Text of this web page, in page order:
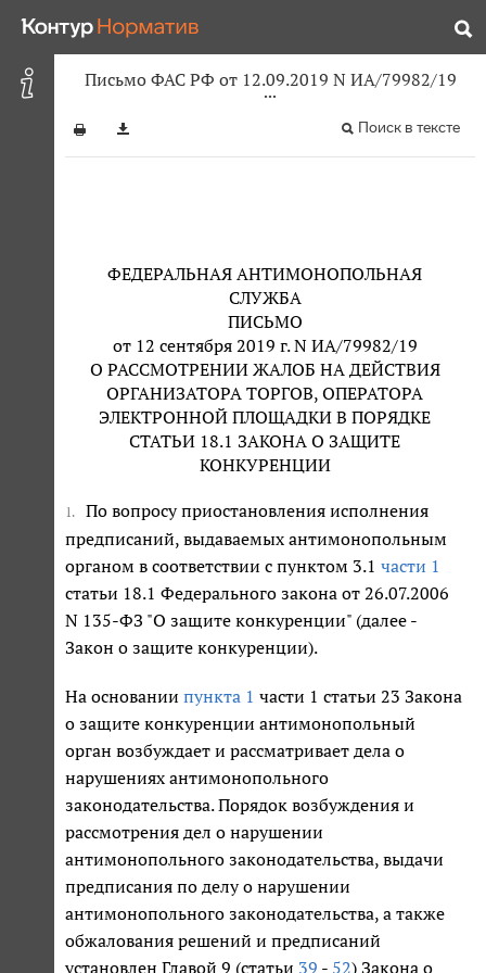
Письмо ФАС РФ от 12.09.2019 N ИА/79982/19
Поиск в тексте
ФЕДЕРАЛЬНАЯ АНТИМОНОПОЛЬНАЯ
СЛУЖБА
ПИСЬМО
от 12 сентября 2019 г. N ИА/79982/19
О РАССМОТРЕНИИ ЖАЛОБ НА ДЕЙСТВИЯ
ОРГАНИЗАТОРА ТОРГОВ, ОПЕРАТОРА
ЭЛЕКТРОННОЙ ПЛОЩАДКИ В ПОРЯДКЕ
СТАТЬИ 18.1 ЗАКОНА О ЗАЩИТЕ
КОНКУРЕНЦИИ
1.
По вопросу приостановления исполнения
предписаний, выдаваемых антимонопольным
органом в соответствии с пунктом 3.1 части 1
статьи 18.1 Федерального закона от 26.07.2006
N 135-ФЗ "О защите конкуренции" (далее -
Закон о защите конкуренции).
На основании пункта 1 части 1 статьи 23 Закона
о защите конкуренции антимонопольный
орган возбуждает и рассматривает дела о
нарушениях антимонопольного
законодательства. Порядок возбуждения и
рассмотрения дел о нарушении
антимонопольного законодательства, выдачи
предписания по делу о нарушении
антимонопольного законодательства, а также
обжалования решений и предписаний
установлен Главой 9 (статьи 39 - 52) Закона о